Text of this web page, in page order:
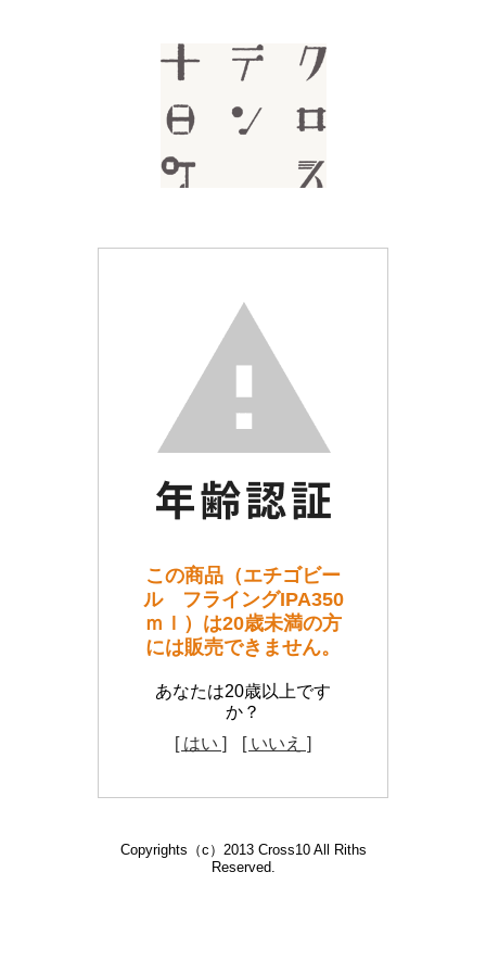
この商品（エチゴビー
ル フライングIPA350
ｍｌ）は20歳未満の方
には販売できません。
あなたは20歳以上です
か？
[ はい ]
[ いいえ ]
Copyrights（c）2013 Cross10 All Riths
Reserved.